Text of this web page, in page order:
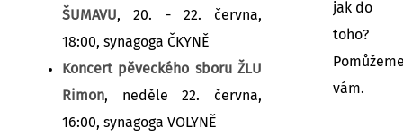
ŠUMAVU, 20. - 22. června,
18:00, synagoga ČKYNĚ
Koncert pěveckého sboru ŽLU
Rimon, neděle 22. června,
16:00, synagoga VOLYNĚ
jak do
toho?
vám.